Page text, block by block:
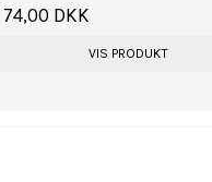
74,00 DKK
VIS PRODUKT